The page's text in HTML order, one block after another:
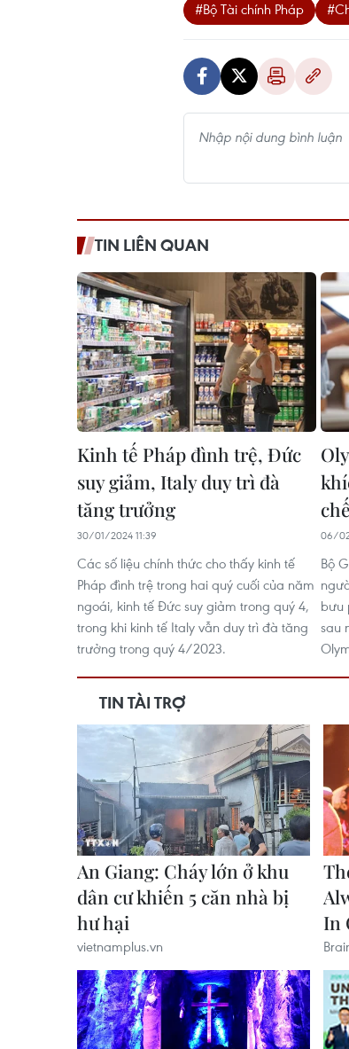
#Bộ Tài chính Pháp
TIN LIÊN QUAN
Kinh tế Pháp đình trệ, Đức
suy giảm, Italy duy trì đà
tăng trưởng
30/01/2024 11:39
Các số liệu chính thức cho thấy kinh tế
Pháp đình trệ trong hai quý cuối của năm
ngoái, kinh tế Đức suy giảm trong quý 4,
trong khi kinh tế Italy vẫn duy trì đà tăng
trưởng trong quý 4/2023.
06/
Bộ
bưu
sau